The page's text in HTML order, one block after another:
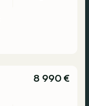
8 990 €